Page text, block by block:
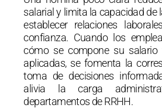
salarial y limita la capacidad de
establecer relaciones
confianza. Cuando los
cómo se compone su salario
aplicadas, se fomenta la
toma de decisiones
alivia la carga
departamentos de RRHH.